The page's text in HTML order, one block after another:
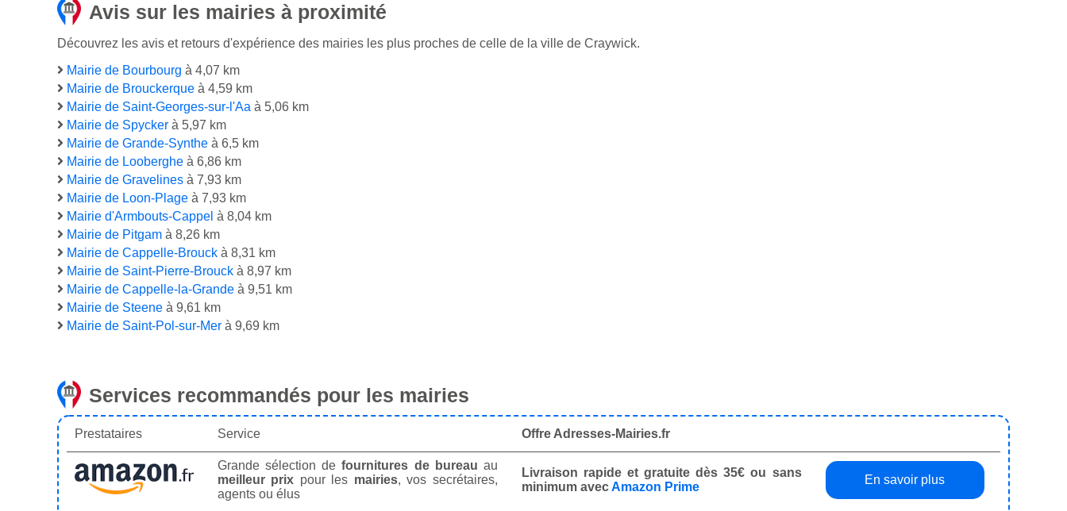
Avis sur les mairies à proximité
Découvrez les avis et retours d'expérience des mairies les plus proches de celle de la ville de Craywick.
Mairie de Bourbourg à 4,07 km
Mairie de Brouckerque à 4,59 km
Mairie de Saint-Georges-sur-l'Aa à 5,06 km
Mairie de Spycker à 5,97 km
Mairie de Grande-Synthe à 6,5 km
Mairie de Looberghe à 6,86 km
Mairie de Gravelines à 7,93 km
Mairie de Loon-Plage à 7,93 km
Mairie d'Armbouts-Cappel à 8,04 km
Mairie de Pitgam à 8,26 km
Mairie de Cappelle-Brouck à 8,31 km
Mairie de Saint-Pierre-Brouck à 8,97 km
Mairie de Cappelle-la-Grande à 9,51 km
Mairie de Steene à 9,61 km
Mairie de Saint-Pol-sur-Mer à 9,69 km
Services recommandés pour les mairies
Prestataires Service Offre Adresses-Mairies.fr
Grande sélection defournitures de bureau au
meilleur prix pour les mairies, vos secrétaires,
agents ou élus
Livraison rapide et gratuite dès 35€ ou sans
minimum avecAmazon Prime
En savoir plus